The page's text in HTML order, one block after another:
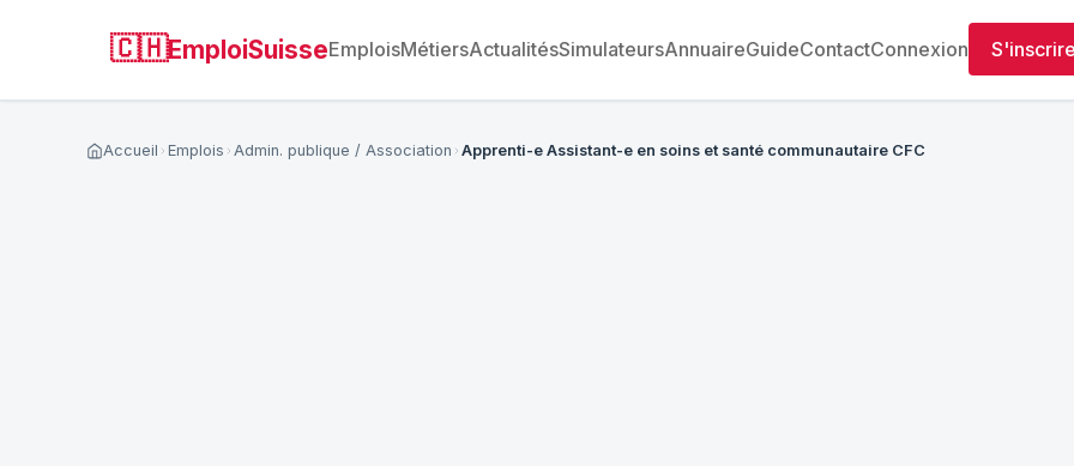
🇨🇭EmploiSuisseEmploisMétiersActualitésSimulateursAnnuaireGuideContactConnexion
Accueil Emplois Admin. publique / Association Apprenti-e Assistant-e en soins et santé communautaire CFC